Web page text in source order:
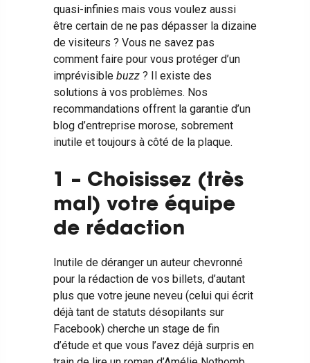
quasi-infinies mais vous voulez aussi
être certain de ne pas dépasser la dizaine
de visiteurs ? Vous ne savez pas
comment faire pour vous protéger d’un
imprévisible buzz ? Il existe des
solutions à vos problèmes. Nos
recommandations offrent la garantie d’un
blog d’entreprise morose, sobrement
inutile et toujours à côté de la plaque.
1 – Choisissez (très
mal) votre équipe
de rédaction
Inutile de déranger un auteur chevronné
pour la rédaction de vos billets, d’autant
plus que votre jeune neveu (celui qui écrit
déjà tant de statuts désopilants sur
Facebook) cherche un stage de fin
d’étude et que vous l’avez déjà surpris en